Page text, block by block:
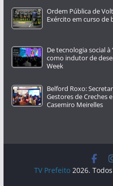
Ordem Pública de
Exército em curso de
De tecnologia social à
como indutor de
Week
Belford Roxo:
Gestores de Creches
Casemiro Meirelles
TV Prefeito2026.